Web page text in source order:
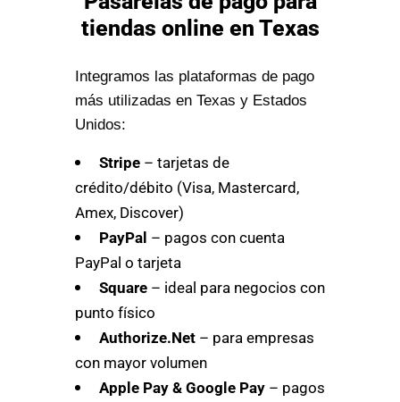
tiendas online en Texas
Integramos las plataformas de pago
más utilizadas en Texas y Estados
Unidos:
Stripe – tarjetas de
crédito/débito (Visa, Mastercard,
Amex, Discover)
PayPal – pagos con cuenta
PayPal o tarjeta
Square – ideal para negocios con
punto físico
Authorize.Net – para empresas
con mayor volumen
Apple Pay & Google Pay – pagos